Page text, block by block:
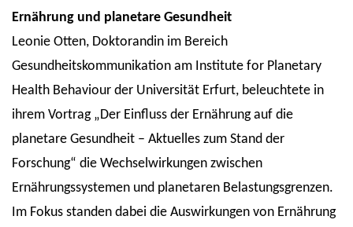
Ernährung und planetare Gesundheit
Leonie Otten, Doktorandin im Bereich
Gesundheitskommunikation am Institute for Planetary
Health Behaviour der Universität Erfurt, beleuchtete in
ihrem Vortrag „Der Einfluss der Ernährung auf die
planetare Gesundheit – Aktuelles zum Stand der
Forschung“ die Wechselwirkungen zwischen
Ernährungssystemen und planetaren Belastungsgrenzen.
Im Fokus standen dabei die Auswirkungen von Ernährung